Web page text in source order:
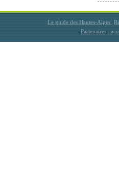
Le guide des Hautes-Alpes
Partenaires :